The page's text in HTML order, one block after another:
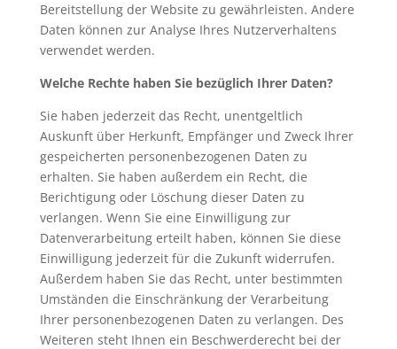
Bereitstellung der Website zu gewährleisten. Andere
Daten können zur Analyse Ihres Nutzerverhaltens
verwendet werden.
Welche Rechte haben Sie bezüglich Ihrer Daten?
Sie haben jederzeit das Recht, unentgeltlich
Auskunft über Herkunft, Empfänger und Zweck Ihrer
gespeicherten personenbezogenen Daten zu
erhalten. Sie haben außerdem ein Recht, die
Berichtigung oder Löschung dieser Daten zu
verlangen. Wenn Sie eine Einwilligung zur
Datenverarbeitung erteilt haben, können Sie diese
Einwilligung jederzeit für die Zukunft widerrufen.
Außerdem haben Sie das Recht, unter bestimmten
Umständen die Einschränkung der Verarbeitung
Ihrer personenbezogenen Daten zu verlangen. Des
Weiteren steht Ihnen ein Beschwerderecht bei der